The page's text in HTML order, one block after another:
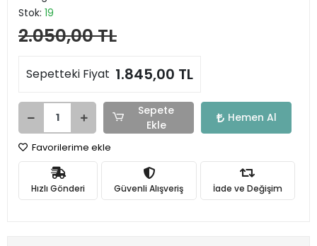
Stok: 19
2.050,00 TL
Sepetteki Fiyat 1.845,00 TL
Sepete
Ekle
Hemen Al
Favorilerime ekle
Hızlı Gönderi Güvenli Alışveriş İade ve Değişim